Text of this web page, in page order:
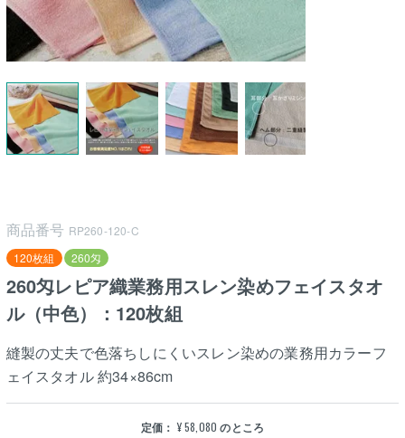
商品番号 RP260-120-C
120枚組
260匁
260匁レピア織業務用スレン染めフェイスタオ
ル（中色）：120枚組
縫製の丈夫で色落ちしにくいスレン染めの業務用カラーフ
ェイスタオル 約34×86cm
定価： ¥58,080 のところ